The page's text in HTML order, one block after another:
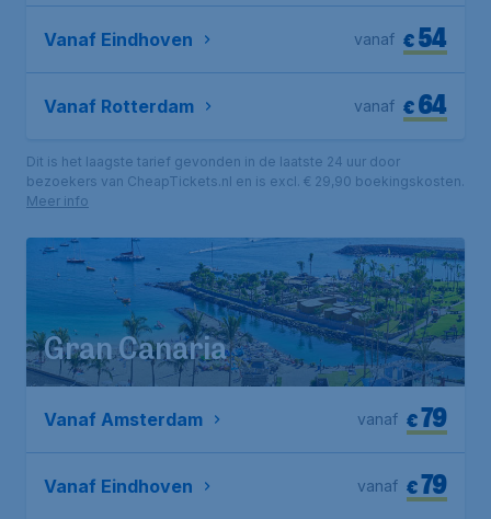
Vanaf Eindhoven €54
vanaf
Vanaf Rotterdam €64
vanaf
Dit is het laagste tarief gevonden in de laatste 24 uur door
bezoekers van CheapTickets.nl en is excl. € 29,90 boekingskosten.
Meer info
Gran Canaria
Vanaf Amsterdam €79
vanaf
Vanaf Eindhoven €79
vanaf